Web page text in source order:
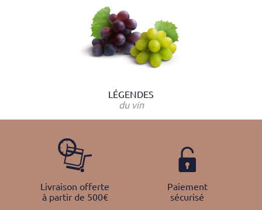
LÉGENDES
du vin
Livraison offerte
à partir de 500€
Paiement
sécurisé